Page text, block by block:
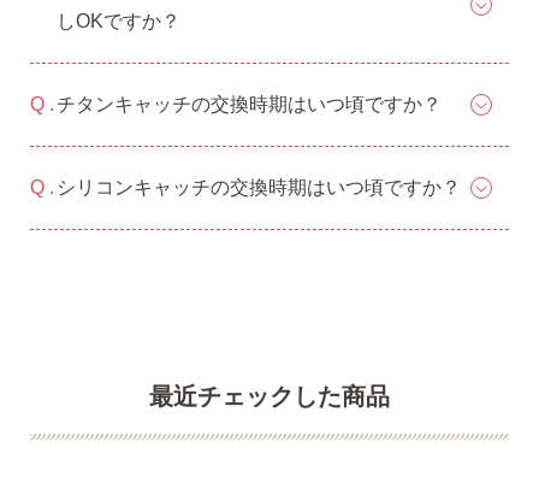
しOKですか？
チタンキャッチの交換時期はいつ頃ですか？
シリコンキャッチの交換時期はいつ頃ですか？
最近チェックした商品